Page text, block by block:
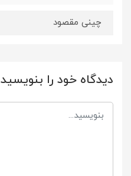
چینی مقصود
دیدگاه خود را بنویسید